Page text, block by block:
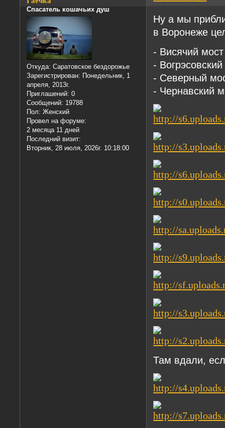
Спасатель кошачьих душ
Откуда: Саратовское бездорожье
Зарегистрирован: Понедельник, 1
апреля, 2013г.
Приглашений: 0
Сообщений: 19788
Пол: Женский
Провел на форуме:
2 месяца 11 дней
Последний визит:
Вторник, 28 июля, 2026г. 10:18:00
Ну а мы
в Воронеже
- Висячий мост
-
- Северный
- Чернавский
Там вдали,